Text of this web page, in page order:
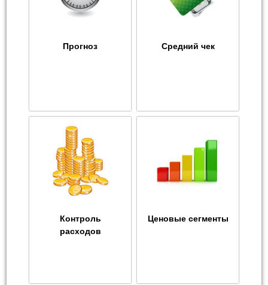
Прогноз Средний чек
Контроль
расходов
Ценовые сегменты